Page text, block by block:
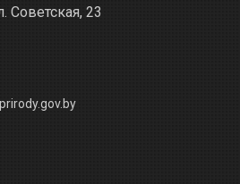
Советская, 23